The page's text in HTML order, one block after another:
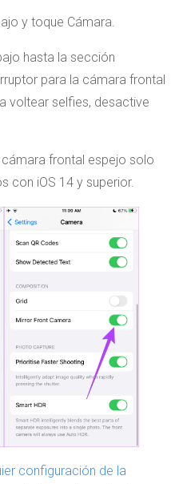
y toque Cámara.
hasta la sección
para la cámara frontal
voltear selfies, desactive
frontal espejo solo
con iOS 14 y superior.
configuración de la